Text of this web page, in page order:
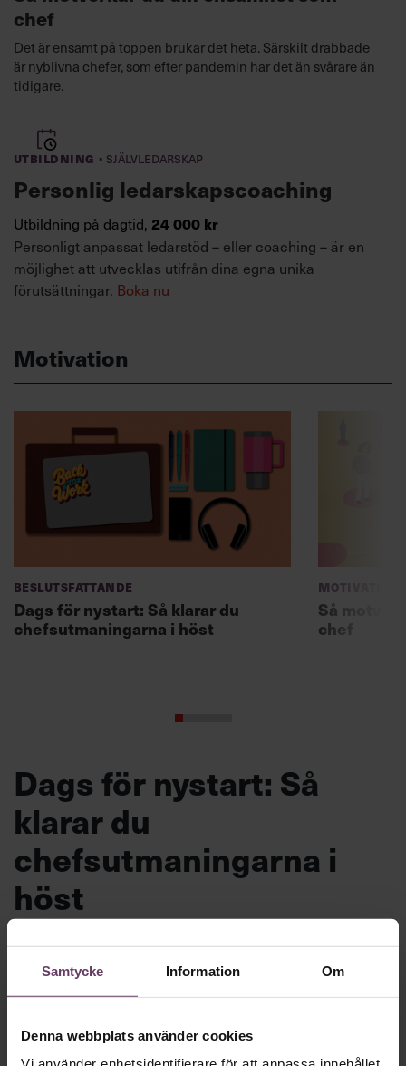
Samtycke Information Om
Denna webbplats använder cookies
chef
Det är ensamt på toppen brukar det heta. Särskilt drabbade
är nyblivna chefer, som efter pandemin har det än svårare än
tidigare.
Utbildning · Självledarskap
Personlig ledarskapscoaching
Utbildning på dagtid, 24 000 kr
Personligt anpassat ledarstöd – eller coaching – är en
möjlighet att utvecklas utifrån dina egna unika
förutsättningar. Boka nu
Motivation
Beslutsfattande
Dags för nystart: Så klarar du
chefsutmaningarna i höst
Motivation
Så
chef
Dags för nystart: Så
klarar du
chefsutmaningarna i
höst
Motigt att gå tillbaka till jobbet efter
semestern? Inte nödvändigtvis. Chef ger dig
hela listan på hur du förvandlar höstens
problem till möjligheter och gör din
jobbcomeback med stil.